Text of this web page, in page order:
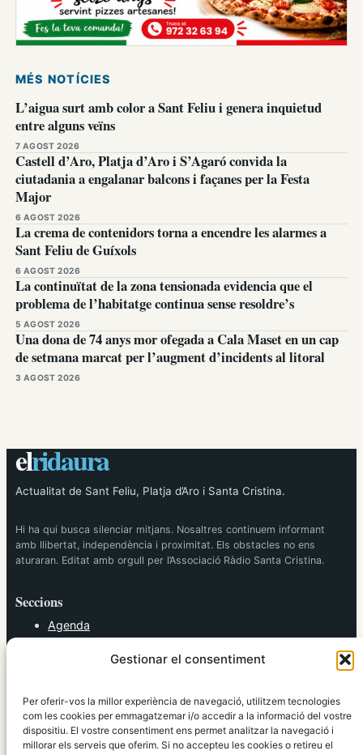
Gestionar el consentiment
Per oferir-vos la millor experiència de navegació, utilitzem tecnologies
com les cookies per emmagatzemar i/o accedir a la informació del vostre
dispositiu. El vostre consentiment ens permet analitzar la navegació i
millorar els serveis que oferim. Si no accepteu les cookies o retireu el
MÉS NOTÍCIES
L’aigua surt amb color a Sant Feliu i genera inquietud
entre alguns veïns
7 AGOST 2026
Castell d’Aro, Platja d’Aro i S’Agaró convida la
ciutadania a engalanar balcons i façanes per la Festa
Major
6 AGOST 2026
La crema de contenidors torna a encendre les alarmes a
Sant Feliu de Guíxols
6 AGOST 2026
La continuïtat de la zona tensionada evidencia que el
problema de l’habitatge continua sense resoldre’s
5 AGOST 2026
Una dona de 74 anys mor ofegada a Cala Maset en un cap
de setmana marcat per l’augment d’incidents al litoral
3 AGOST 2026
elridaura
Actualitat de Sant Feliu, Platja d’Aro i Santa Cristina.
Hi ha qui busca silenciar mitjans. Nosaltres continuem informant
amb llibertat, independència i proximitat. Els obstacles no ens
aturaran. Editat amb orgull per l’Associació Ràdio Santa Cristina.
Seccions
Agenda
Política
Societat
Tendències